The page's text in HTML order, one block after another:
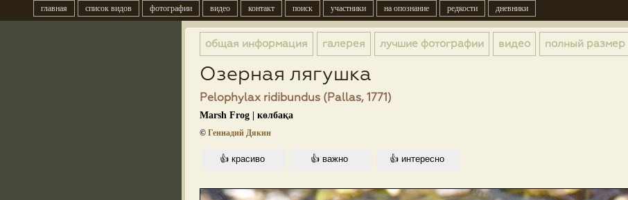
главная список видов фотографии видео контакт поиск участники на опознание редкости дневники
общая информация галерея лучшие фотографии видео полный размер
Озерная лягушка
Pelophylax ridibundus (Pallas, 1771)
Marsh Frog | көлбақа
© Геннадий Дякин